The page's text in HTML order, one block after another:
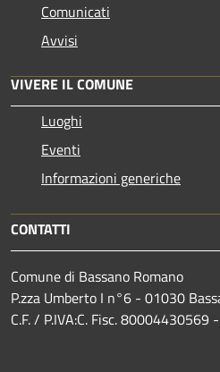
Comunicati
Avvisi
VIVERE IL COMUNE
Luoghi
Eventi
Informazioni generiche
CONTATTI
Comune di Bassano Romano
P.zza Umberto I n°6 - 01030
C.F. / P.IVA:C. Fisc.